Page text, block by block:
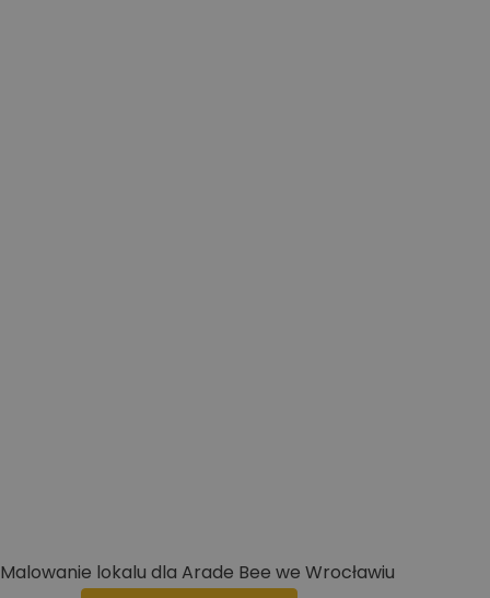
Malowanie lokalu dla Arade Bee we Wrocławiu